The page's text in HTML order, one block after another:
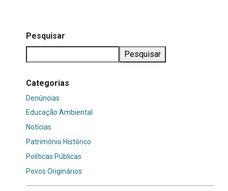
Pesquisar
Pesquisar
Categorias
Denúncias
Educação Ambiental
Notícias
Patrimônio Histórico
Políticas Públicas
Povos Originários